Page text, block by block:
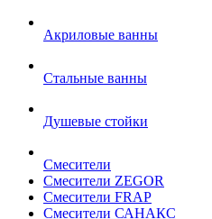
Акриловые ванны
Стальные ванны
Душевые стойки
Смесители
Смесители ZEGOR
Смесители FRAP
Смесители САНАКС